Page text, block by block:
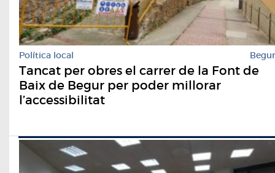
Política local Begur
Tancat per obres el carrer de la Font de
Baix de Begur per poder millorar
l’accessibilitat